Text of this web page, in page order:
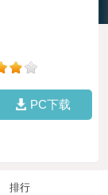
PC下载
排行